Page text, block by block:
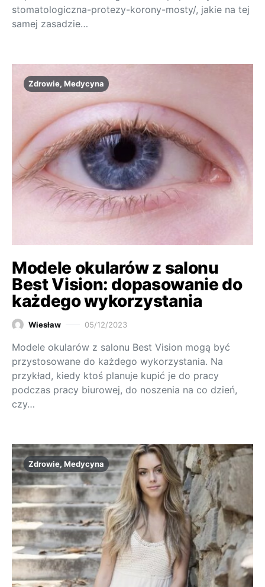
stomatologiczna-protezy-korony-mosty/, jakie na tej
samej zasadzie…
Zdrowie, Medycyna
Modele okularów z salonu
Best Vision: dopasowanie do
każdego wykorzystania
Wiesław 05/12/2023
Modele okularów z salonu Best Vision mogą być
przystosowane do każdego wykorzystania. Na
przykład, kiedy ktoś planuje kupić je do pracy
podczas pracy biurowej, do noszenia na co dzień,
czy…
Zdrowie, Medycyna